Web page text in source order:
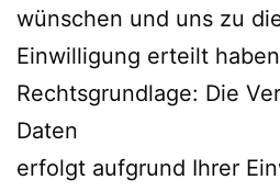
wünschen und uns zu
Einwilligung erteilt
Rechtsgrundlage: Die
Daten
erfolgt aufgrund Ihrer